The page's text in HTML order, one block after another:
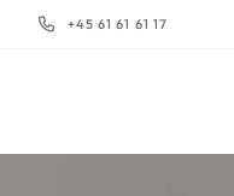
+45 61 61 61 17